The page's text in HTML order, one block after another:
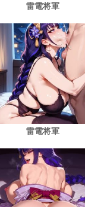
雷電将軍
雷電将軍